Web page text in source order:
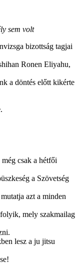
sem volt
bizottság tagjai
Ronen Eliyahu,
a döntés előtt kikérte
csak a hétfői
a Szövetség
azt a minden
mely szakmailag
lesz a ju jitsu